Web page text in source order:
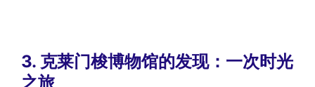
3. 克莱门梭博物馆的发现：一次时光
之旅